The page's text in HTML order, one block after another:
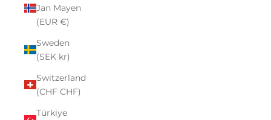
Jan Mayen
(EUR €)
Sweden
(SEK kr)
Switzerland
(CHF CHF)
Türkiye